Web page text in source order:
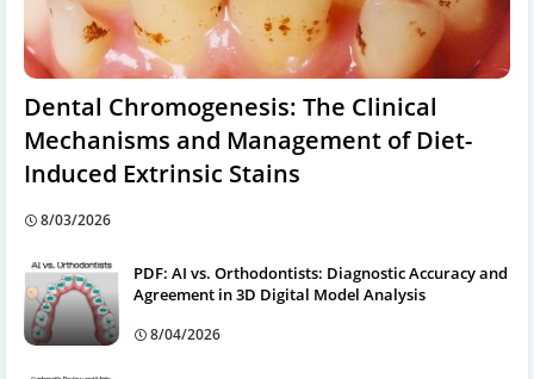
Dental Chromogenesis: The Clinical
Mechanisms and Management of Diet-
Induced Extrinsic Stains
8/03/2026
PDF: AI vs. Orthodontists: Diagnostic Accuracy and
Agreement in 3D Digital Model Analysis
8/04/2026